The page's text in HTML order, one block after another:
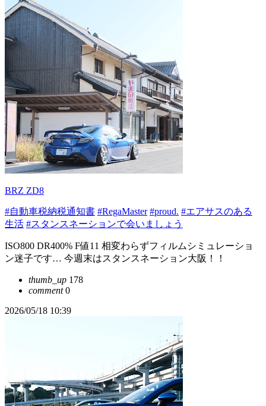
BRZ ZD8
#自動車税納税通知書 #RegaMaster #proud. #エアサスのある
生活 #スタンスネーションで会いましょう
ISO800 DR400% F値11 相変わらずフィルムシミュレーショ
ン迷子です… 今週末はスタンスネーション大阪！！
thumb_up 178
comment0
2026/05/18 10:39